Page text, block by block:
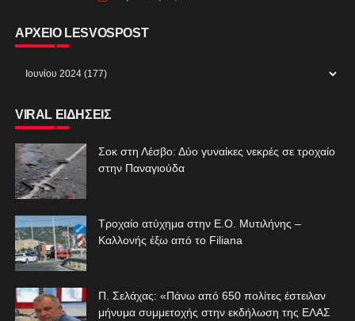
ΑΡΧΕΙΟ LESVOSPOST
VIRAL ΕΙΔΗΣΕΙΣ
Σοκ στη Λέσβο: Δύο γυναίκες νεκρές σε τροχαίο
στην Παναγιούδα
Τροχαίο ατύχημα στην Ε.Ο. Μυτιλήνης –
Καλλονής έξω από το Filiana
Π. Σελάχας: «Πάνω από 650 πολίτες έστειλαν
μήνυμα συμμετοχής στην εκδήλωση της ΕΛΑΣ